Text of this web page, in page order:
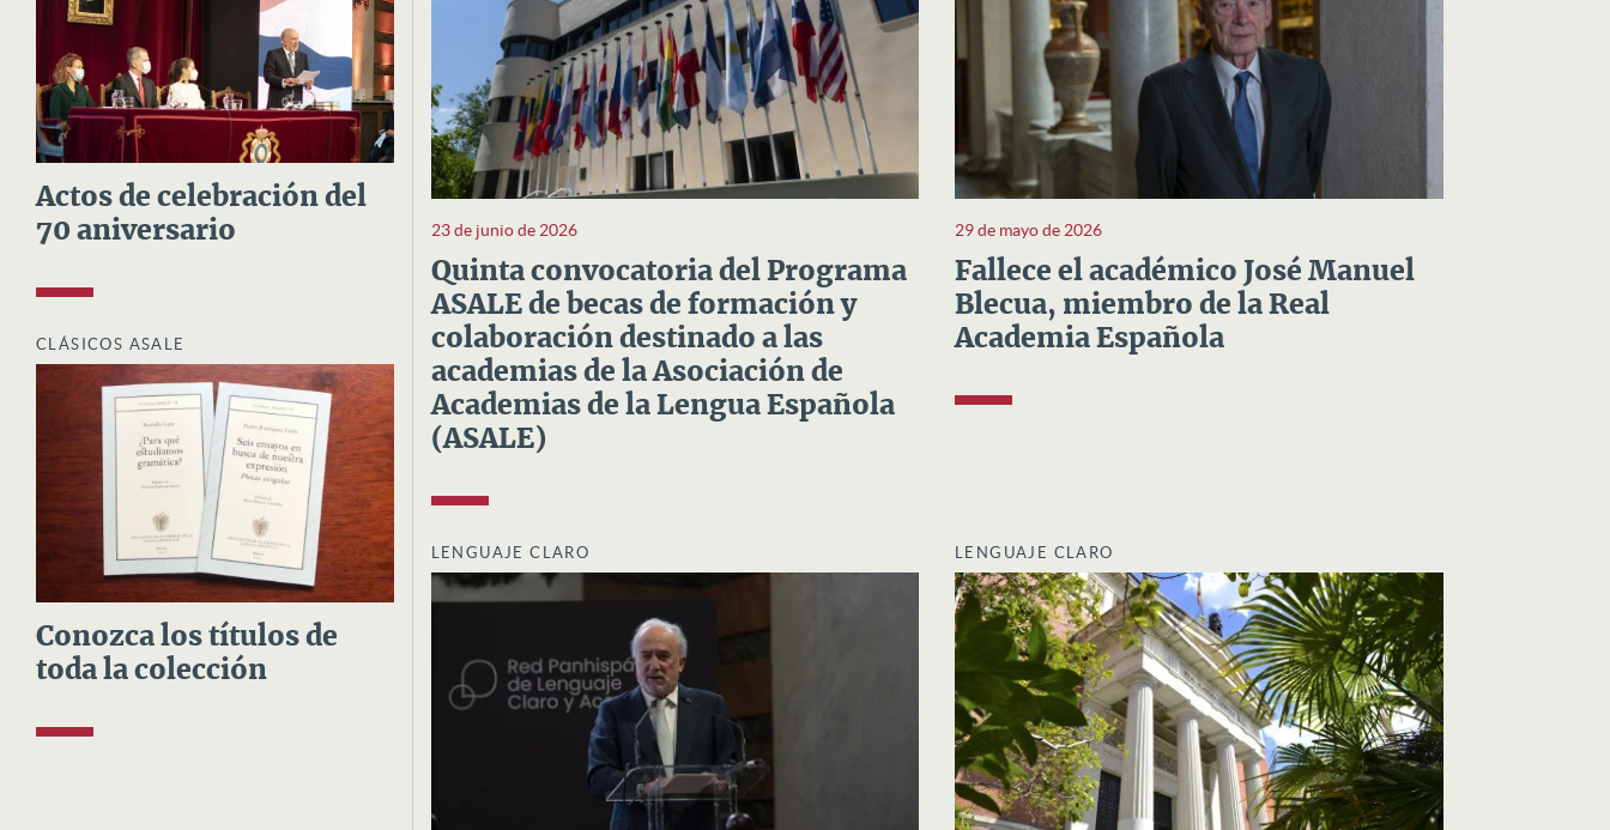
Actos de celebración del
70 aniversario
CLÁSICOS ASALE
Conozca los títulos de
toda la colección
23 de junio de 2026
Quinta convocatoria del Programa
ASALE de becas de formación y
colaboración destinado a las
academias de la Asociación de
Academias de la Lengua Española
(ASALE)
29 de mayo de 2026
Fallece el académico José Manuel
Blecua, miembro de la Real
Academia Española
LENGUAJE CLARO LENGUAJE CLARO